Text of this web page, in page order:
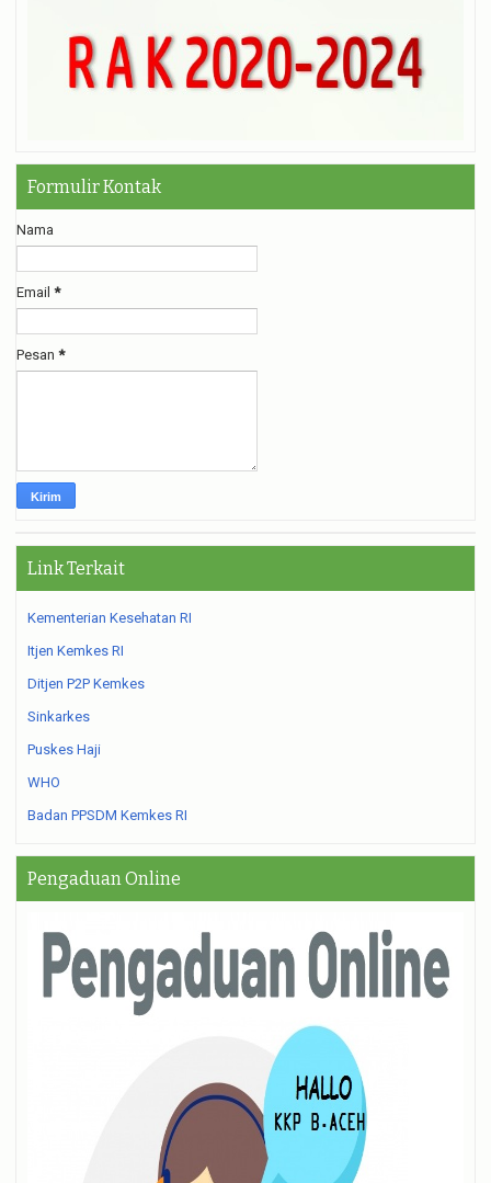
Formulir Kontak
Nama
Email *
Pesan *
Link Terkait
Kementerian Kesehatan RI
Itjen Kemkes RI
Ditjen P2P Kemkes
Sinkarkes
Puskes Haji
WHO
Badan PPSDM Kemkes RI
Pengaduan Online